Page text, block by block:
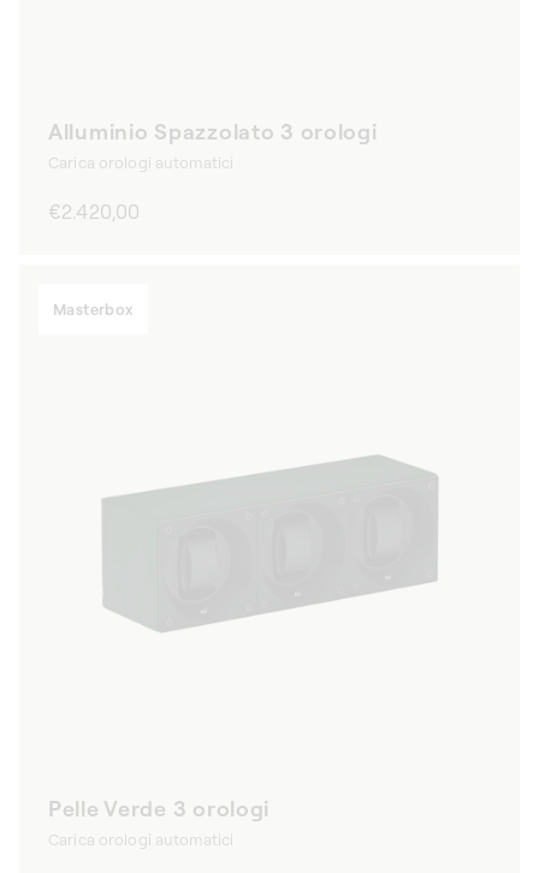
Alluminio Spazzolato 3 orologi
Carica orologi automatici
Prezzo
€2.420,00
Masterbox
Pelle Verde 3 orologi
Carica orologi automatici